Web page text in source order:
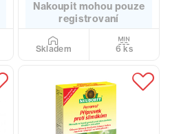
Nakoupit mohou pouze
registrovaní
Skladem 6 ks